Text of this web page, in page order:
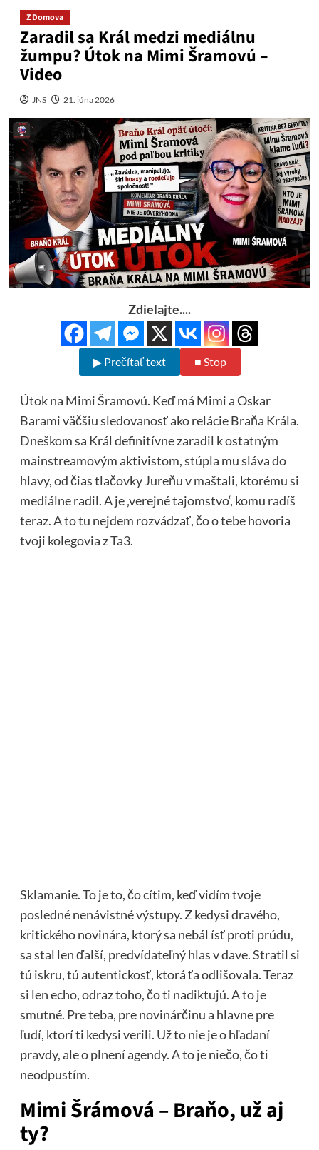
Z Domova
Zaradil sa Král medzi mediálnu
žumpu? Útok na Mimi Šramovú –
Video
JNS 21. júna 2026
Zdielajte....
▶ Prečítať text ■ Stop
Útok na Mimi Šramovú. Keď má Mimi a Oskar
Barami väčšiu sledovanosť ako relácie Braňa Krála.
Dneškom sa Král definitívne zaradil k ostatným
mainstreamovým aktivistom, stúpla mu sláva do
hlavy, od čias tlačovky Jureňu v maštali, ktorému si
mediálne radil. A je ‚verejné tajomstvo‘, komu radíš
teraz. A to tu nejdem rozvádzať, čo o tebe hovoria
tvoji kolegovia z Ta3.
Sklamanie. To je to, čo cítim, keď vidím tvoje
posledné nenávistné výstupy. Z kedysi dravého,
kritického novinára, ktorý sa nebál ísť proti prúdu,
sa stal len ďalší, predvídateľný hlas v dave. Stratil si
tú iskru, tú autentickosť, ktorá ťa odlišovala. Teraz
si len echo, odraz toho, čo ti nadiktujú. A to je
smutné. Pre teba, pre novinárčinu a hlavne pre
ľudí, ktorí ti kedysi verili. Už to nie je o hľadaní
pravdy, ale o plnení agendy. A to je niečo, čo ti
neodpustím.
Mimi Šrámová – Braňo, už aj
ty?